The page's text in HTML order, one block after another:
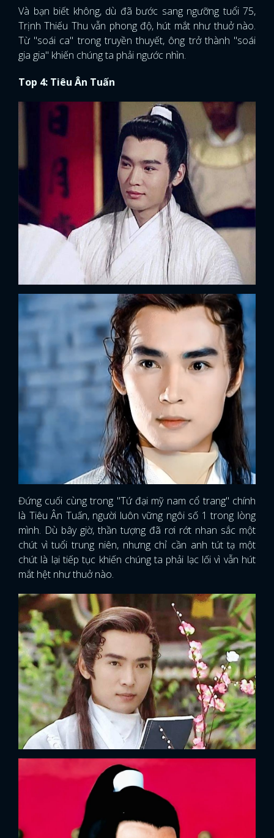
Và bạn biết không, dù đã bước sang ngưỡng tuổi 75,
Trịnh Thiếu Thu vẫn phong độ, hút mắt như thuở nào.
Từ "soái ca" trong truyền thuyết, ông trở thành "soái
gia gia" khiến chúng ta phải ngước nhìn.
Top 4: Tiêu Ân Tuấn
Đứng cuối cùng trong "Tứ đại mỹ nam cổ trang" chính
là Tiêu Ân Tuấn, người luôn vững ngôi số 1 trong lòng
mình. Dù bây giờ, thần tượng đã rơi rớt nhan sắc một
chút vì tuổi trung niên, nhưng chỉ cần anh tút tạ một
chút là lại tiếp tục khiến chúng ta phải lạc lối vì vẫn hút
mắt hệt như thuở nào.